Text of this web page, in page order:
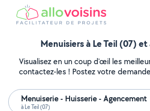
Menuisiers à Le Teil (07)
Visualisez en un coup d'œil les
contactez-les ! Postez votre
Menuiserie - Huisserie - Agencement
à Le Teil (07)